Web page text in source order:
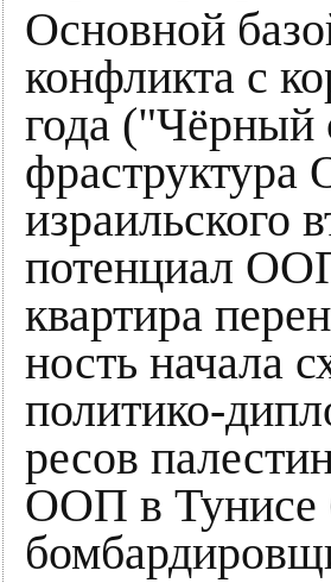
Основной
кон­флик­та с
года ("Чёр­ный
из­ра­иль­ско­го
по­тен­ци­ал
квар­ти­ра
ность на­ча­ла
по­ли­ти­ко-
ре­сов
ООП в Тунисе